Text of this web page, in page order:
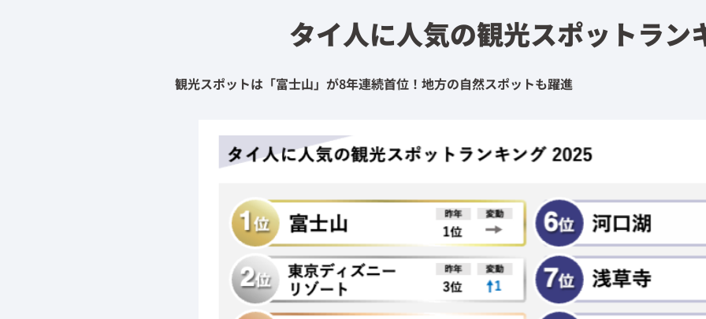
タイ人に人気の観光スポットラン
観光スポットは「富士山」が8年連続首位！地方の自然スポットも躍進